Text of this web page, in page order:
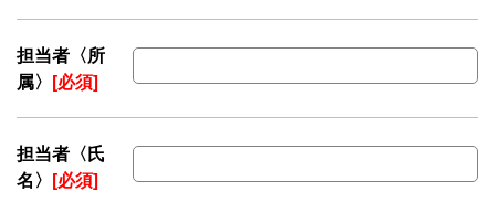
担当者〈所
属〉 [必須]
担当者〈氏
名〉 [必須]